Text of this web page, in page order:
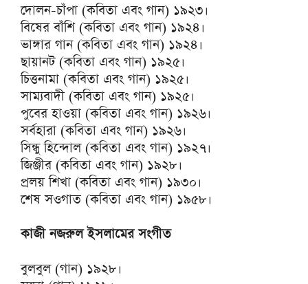
দোলন-চাঁপা (কবিতা এবং গান) ১৯২৩।
বিষের বাঁশি (কবিতা এবং গান) ১৯২৪।
ভাঙ্গার গান (কবিতা এবং গান) ১৯২৪।
ছায়ানট (কবিতা এবং গান) ১৯২৫।
চিত্তনামা (কবিতা এবং গান) ১৯২৫।
সাম্যবাদী (কবিতা এবং গান) ১৯২৫।
পুবের হাওয়া (কবিতা এবং গান) ১৯২৬।
সর্বহারা (কবিতা এবং গান) ১৯২৬।
সিন্ধু হিন্দোল (কবিতা এবং গান) ১৯২৭।
জিঞ্জীর (কবিতা এবং গান) ১৯২৮।
প্রলয় শিখা (কবিতা এবং গান) ১৯৩০।
শেষ সওগাত (কবিতা এবং গান) ১৯৫৮।
কাজী নজরুল ইসলামের সংগীত
বুলবুল (গান) ১৯২৮।